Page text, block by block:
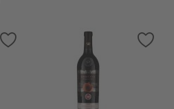
Pievienot vēlmju sarakstam